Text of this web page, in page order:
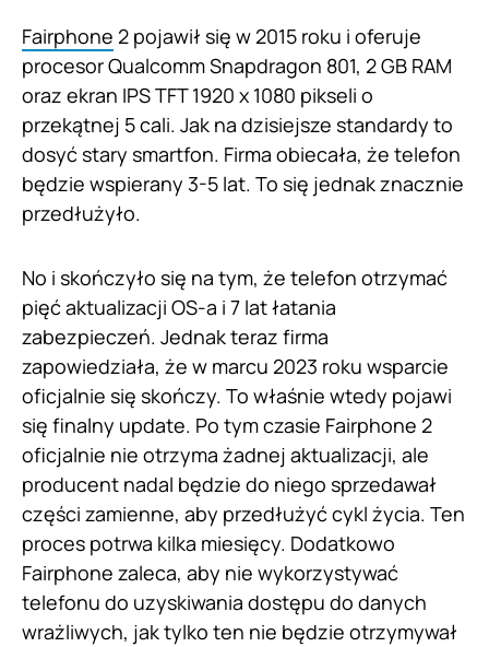
Fairphone 2 pojawił się w 2015 roku i oferuje
procesor Qualcomm Snapdragon 801, 2 GB RAM
oraz ekran IPS TFT 1920 x 1080 pikseli o
przekątnej 5 cali. Jak na dzisiejsze standardy to
dosyć stary smartfon. Firma obiecała, że telefon
będzie wspierany 3-5 lat. To się jednak znacznie
przedłużyło.
No i skończyło się na tym, że telefon otrzymać
pięć aktualizacji OS-a i 7 lat łatania
zabezpieczeń. Jednak teraz firma
zapowiedziała, że w marcu 2023 roku wsparcie
oficjalnie się skończy. To właśnie wtedy pojawi
się finalny update. Po tym czasie Fairphone 2
oficjalnie nie otrzyma żadnej aktualizacji, ale
producent nadal będzie do niego sprzedawał
części zamienne, aby przedłużyć cykl życia. Ten
proces potrwa kilka miesięcy. Dodatkowo
Fairphone zaleca, aby nie wykorzystywać
telefonu do uzyskiwania dostępu do danych
wrażliwych, jak tylko ten nie będzie otrzymywał